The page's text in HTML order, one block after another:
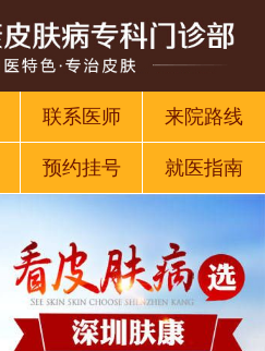
联系医师 来院路线
预约挂号 就医指南